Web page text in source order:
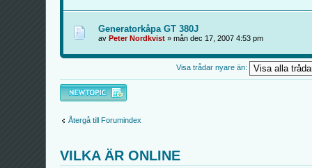
Generatorkåpa GT 380J
av Peter Nordkvist » mån dec 17, 2007 4:53 pm
Visa trådar nyare än:
Skapa en ny tråd
Återgå till Forumindex
VILKA ÄR ONLINE